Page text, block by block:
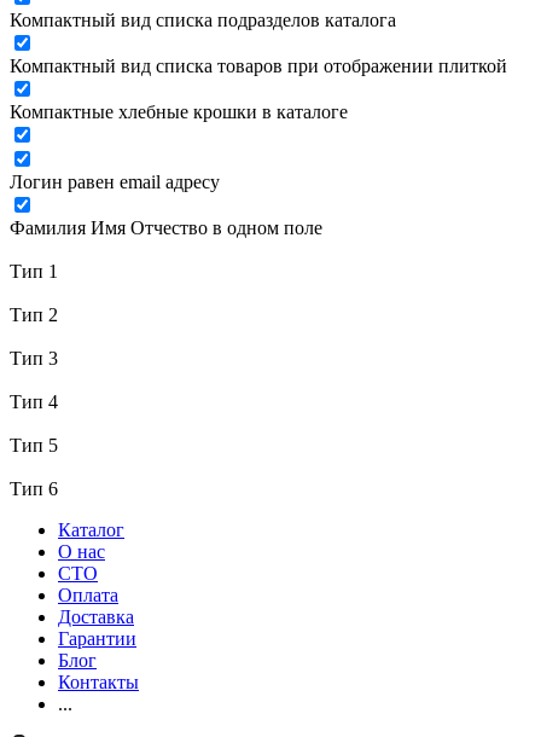
Компактный вид списка подразделов каталога
Компактный вид списка товаров при отображении плиткой
Компактные хлебные крошки в каталоге
Логин равен email адресу
Фамилия Имя Отчество в одном поле
Тип 1
Тип 2
Тип 3
Тип 4
Тип 5
Тип 6
Каталог
О нас
СТО
Оплата
Доставка
Гарантии
Блог
Контакты
...